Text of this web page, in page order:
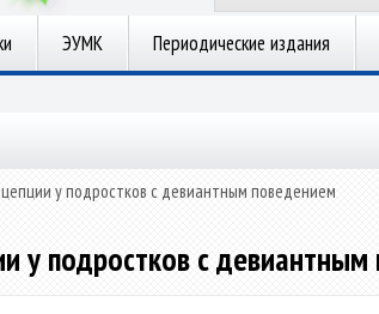
ЭУМК Периодические издания
у подростков с девиантным поведением
у подростков с